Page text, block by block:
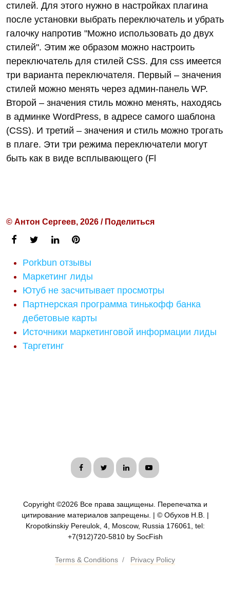
стилей. Для этого нужно в настройках плагина
после установки выбрать переключатель и убрать
галочку напротив "Можно использовать до двух
стилей". Этим же образом можно настроить
переключатель для стилей CSS. Для css имеется
три варианта переключателя. Первый – значения
стилей можно менять через админ-панель WP.
Второй – значения стиль можно менять, находясь
в админке WordPress, в адресе самого шаблона
(CSS). И третий – значения и стиль можно трогать
в плаге. Эти три режима переключатели могут
быть как в виде всплывающего (Fl
© Антон Сергеев, 2026 / Поделиться
Porkbun отзывы
Маркетинг лиды
Ютуб не засчитывает просмотры
Партнерская программа тинькофф банка
дебетовые карты
Источники маркетинговой информации лиды
Таргетинг
Copyright ©2026 Все права защищены. Перепечатка и
цитирование материалов запрещены. | © Обухов Н.В. |
Kropotkinskiy Pereulok, 4, Moscow, Russia 176061, tel:
+7(912)720-5810 by SocFish
Terms & Conditions / Privacy Policy